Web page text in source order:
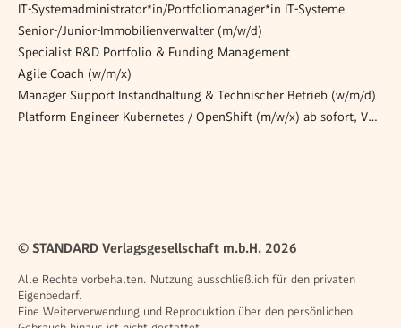
IT-Systemadministrator*in/Portfoliomanager*in IT-Systeme
Senior-/Junior-Immobilienverwalter (m/w/d)
Specialist R&D Portfolio & Funding Management
Agile Coach (w/m/x)
Manager Support Instandhaltung & Technischer Betrieb (w/m/d)
Platform Engineer Kubernetes / OpenShift (m/w/x) ab sofort, Vollzeit
© STANDARD Verlagsgesellschaft m.b.H. 2026
Alle Rechte vorbehalten. Nutzung ausschließlich für den privaten
Eigenbedarf.
Eine Weiterverwendung und Reproduktion über den persönlichen